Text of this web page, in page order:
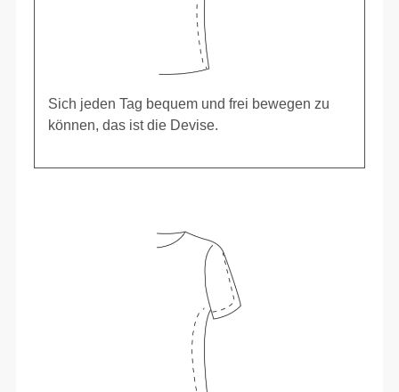
Sich jeden Tag bequem und frei bewegen zu
können, das ist die Devise.